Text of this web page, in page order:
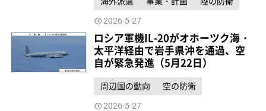
2026-5-27
ロシア軍機IL-20がオホーツク海・
太平洋経由で岩手県沖を通過、空
自が緊急発進（5月22日）
周辺国の動向 空の防衛
2026-5-27